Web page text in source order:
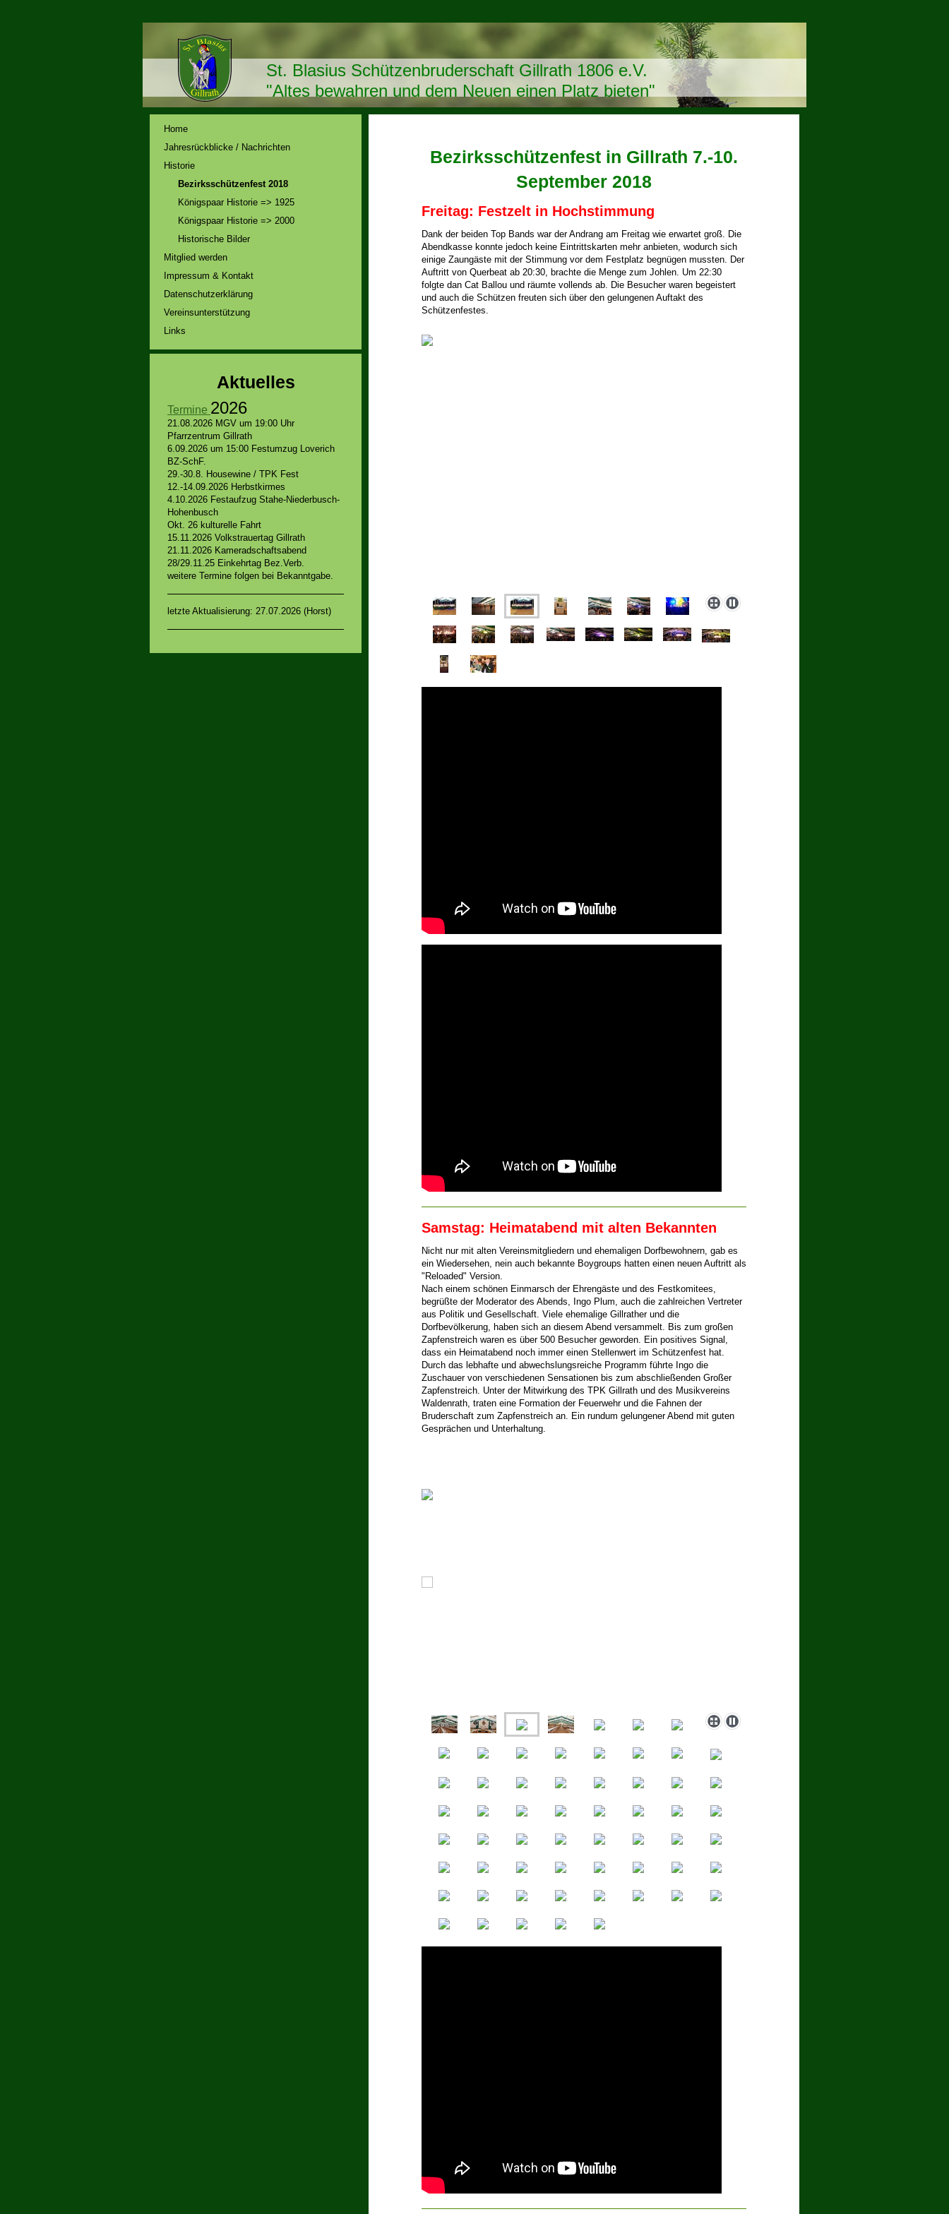
St. Blasius Schützenbruderschaft Gillrath 1806 e.V.
"Altes bewahren und dem Neuen einen Platz bieten"
Home
Jahresrückblicke / Nachrichten
Historie
Bezirksschützenfest 2018
Königspaar Historie => 1925
Königspaar Historie => 2000
Historische Bilder
Mitglied werden
Impressum & Kontakt
Datenschutzerklärung
Vereinsunterstützung
Links
Aktuelles
Termine 2026
21.08.2026 MGV um 19:00 Uhr
Pfarrzentrum Gillrath
6.09.2026 um 15:00 Festumzug Loverich
BZ-SchF.
29.-30.8. Housewine / TPK Fest
12.-14.09.2026 Herbstkirmes
4.10.2026 Festaufzug Stahe-Niederbusch-
Hohenbusch
Okt. 26 kulturelle Fahrt
15.11.2026 Volkstrauertag Gillrath
21.11.2026 Kameradschaftsabend
28/29.11.25 Einkehrtag Bez.Verb.
weitere Termine folgen bei Bekanntgabe.
letzte Aktualisierung: 27.07.2026 (Horst)
Bezirksschützenfest in Gillrath 7.-10.
September 2018
Freitag: Festzelt in Hochstimmung
Dank der beiden Top Bands war der Andrang am Freitag wie erwartet groß. Die
Abendkasse konnte jedoch keine Eintrittskarten mehr anbieten, wodurch sich
einige Zaungäste mit der Stimmung vor dem Festplatz begnügen mussten. Der
Auftritt von Querbeat ab 20:30, brachte die Menge zum Johlen. Um 22:30
folgte dan Cat Ballou und räumte vollends ab. Die Besucher waren begeistert
und auch die Schützen freuten sich über den gelungenen Auftakt des
Schützenfestes.
Samstag: Heimatabend mit alten Bekannten
Nicht nur mit alten Vereinsmitgliedern und ehemaligen Dorfbewohnern, gab es
ein Wiedersehen, nein auch bekannte Boygroups hatten einen neuen Auftritt als
"Reloaded" Version.
Nach einem schönen Einmarsch der Ehrengäste und des Festkomitees,
begrüßte der Moderator des Abends, Ingo Plum, auch die zahlreichen Vertreter
aus Politik und Gesellschaft. Viele ehemalige Gillrather und die
Dorfbevölkerung, haben sich an diesem Abend versammelt. Bis zum großen
Zapfenstreich waren es über 500 Besucher geworden. Ein positives Signal,
dass ein Heimatabend noch immer einen Stellenwert im Schützenfest hat.
Durch das lebhafte und abwechslungsreiche Programm führte Ingo die
Zuschauer von verschiedenen Sensationen bis zum abschließenden Großer
Zapfenstreich. Unter der Mitwirkung des TPK Gillrath und des Musikvereins
Waldenrath, traten eine Formation der Feuerwehr und die Fahnen der
Bruderschaft zum Zapfenstreich an. Ein rundum gelungener Abend mit guten
Gesprächen und Unterhaltung.